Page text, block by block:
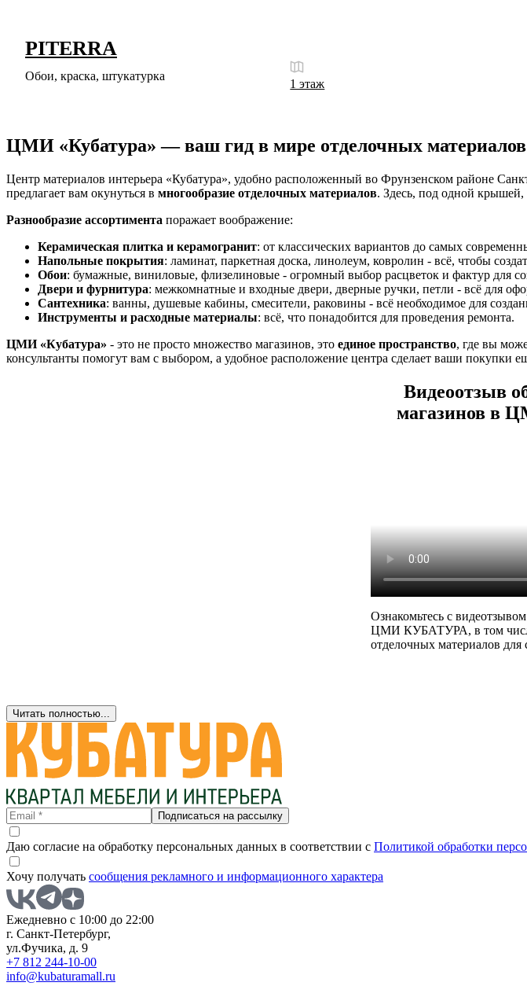
PITERRA
Обои, краска, штукатурка
1 этаж
ЦМИ «Кубатура» — ваш гид в мире отделочных материалов
Центр материалов интерьера «Кубатура», удобно расположенный во Фрунзенском районе
предлагает вам окунуться в многообразие отделочных материалов. Здесь, под одной крышей,
Разнообразие ассортимента поражает воображение:
Керамическая плитка и керамогранит: от классических вариантов до самых
Напольные покрытия: ламинат, паркетная доска, линолеум, ковролин - всё, чтобы
Обои: бумажные, виниловые, флизелиновые - огромный выбор расцветок и фактур для
Двери и фурнитура: межкомнатные и входные двери, дверные ручки, петли - всё для
Сантехника: ванны, душевые кабины, смесители, раковины - всё необходимое для
Инструменты и расходные материалы: всё, что понадобится для проведения ремонта.
ЦМИ «Кубатура» - это не просто множество магазинов, это единое пространство, где вы
консультанты помогут вам с выбором, а удобное расположение центра сделает ваши покупки
Видеоотзыв
магазинов в
Ознакомьтесь с
ЦМИ КУБАТУРА, в том
отделочных материалов для
Читать полностью...
Подписаться на рассылку
Даю согласие на обработку персональных данных в соответствии с Политикой обработки
Хочу получать сообщения рекламного и информационного характера
Ежедневно с 10:00 до 22:00
г. Санкт-Петербург,
ул.Фучика, д. 9
+7 812 244-10-00
info@kubaturamall.ru